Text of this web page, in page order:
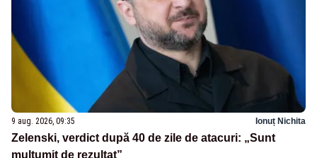
9 aug. 2026, 09:35 Ionuț Nichita
Zelenski, verdict după 40 de zile de atacuri: „Sunt
mulțumit de rezultat”